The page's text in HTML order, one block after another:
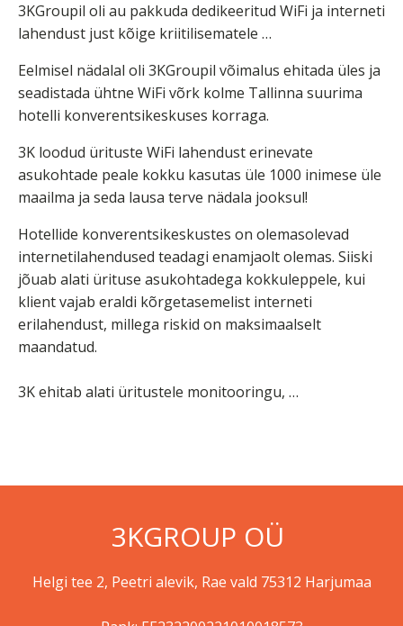
3KGroupil oli au pakkuda dedikeeritud WiFi ja interneti
lahendust just kõige kriitilisematele …
Eelmisel nädalal oli 3KGroupil võimalus ehitada üles ja
seadistada ühtne WiFi võrk kolme Tallinna suurima
hotelli konverentsikeskuses korraga.
3K loodud ürituste WiFi lahendust erinevate
asukohtade peale kokku kasutas üle 1000 inimese üle
maailma ja seda lausa terve nädala jooksul!
Hotellide konverentsikeskustes on olemasolevad
internetilahendused teadagi enamjaolt olemas. Siiski
jõuab alati ürituse asukohtadega kokkuleppele, kui
klient vajab eraldi kõrgetasemelist interneti
erilahendust, millega riskid on maksimaalselt
maandatud.
3K ehitab alati üritustele monitooringu, …
3KGROUP OÜ
Helgi tee 2, Peetri alevik, Rae vald 75312 Harjumaa